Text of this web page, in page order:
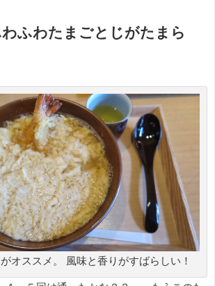
ふわたまごとじがたまら
オススメ。 風味と香りがすばらしい！